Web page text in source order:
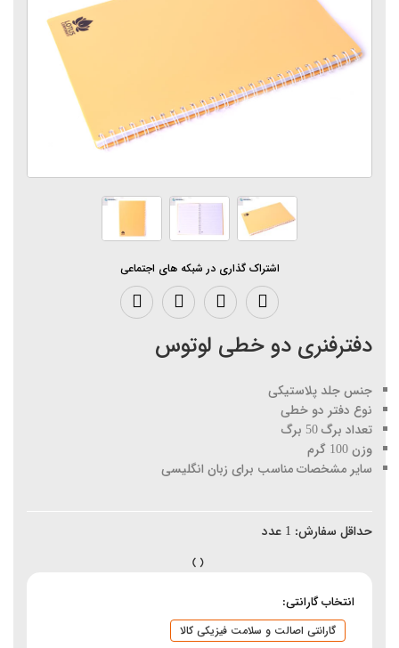
اشتراک گذاری در شبکه های اجتماعی
دفترفنری دو خطی لوتوس
جنس جلد پلاستیکی
نوع دفتر دو خطی
تعداد برگ 50 برگ
وزن 100 گرم
سایر مشخصات مناسب برای زبان انگلیسی
حداقل سفارش: 1 عدد
انتخاب گارانتی:
گارانتی اصالت و سلامت فیزیکی کالا